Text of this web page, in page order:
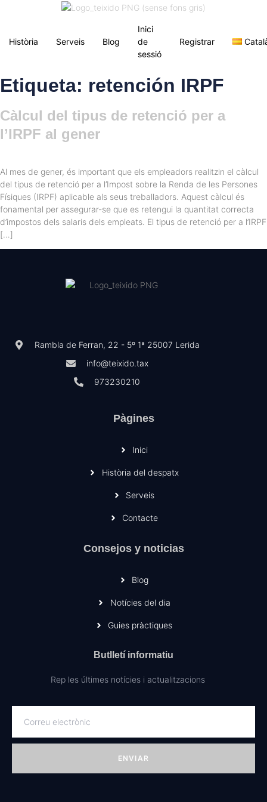
Història Serveis Blog
Inici
de
sessió
Registrar
Etiqueta: retención IRPF
Càlcul del tipus de retenció per a
l’IRPF al gener
Al mes de gener, és important que els empleadors realitzin el càlcul
del tipus de retenció per a l’Impost sobre la Renda de les Persones
Físiques (IRPF) aplicable als seus treballadors. Aquest càlcul és
fonamental per assegurar-se que es retengui la quantitat correcta
d’impostos dels salaris dels empleats. El tipus de retenció per a l’IRPF
[…]
Rambla de Ferran, 22 - 5º 1ª 25007 Lerida
info@teixido.tax
973230210
Pàgines
Inici
Història del despatx
Serveis
Contacte
Consejos y noticias
Blog
Notícies del dia
Guies pràctiques
Butlletí informatiu
Rep les últimes notícies i actualitzacions
ENVIAR